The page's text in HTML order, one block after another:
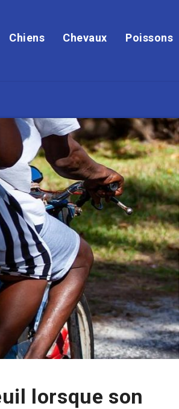
Chiens Chevaux Poissons
lorsque son